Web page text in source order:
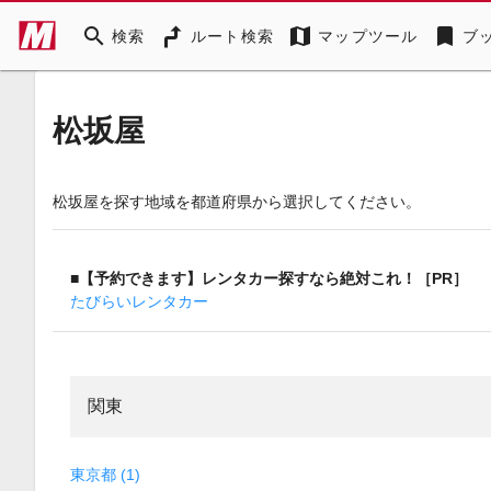
search 検索 ルート検索 map マップツール bookmark ブ
松坂屋
松坂屋を探す地域を都道府県から選択してください。
■【予約できます】レンタカー探すなら絶対これ！［PR］
たびらいレンタカー
関東
東京都 (1)